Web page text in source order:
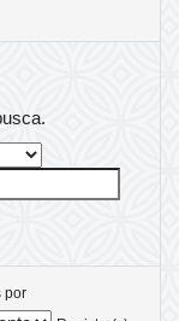
por